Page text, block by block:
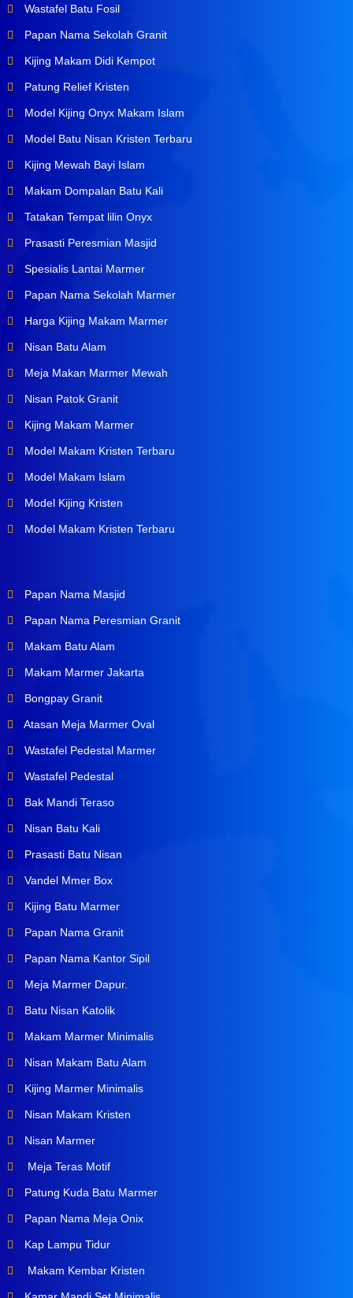
Wastafel Batu Fosil
Papan Nama Sekolah Granit
Kijing Makam Didi Kempot
Patung Relief Kristen
Model Kijing Onyx Makam Islam
Model Batu Nisan Kristen Terbaru
Kijing Mewah Bayi Islam
Makam Dompalan Batu Kali
Tatakan Tempat lilin Onyx
Prasasti Peresmian Masjid
Spesialis Lantai Marmer
Papan Nama Sekolah Marmer
Harga Kijing Makam Marmer
Nisan Batu Alam
Meja Makan Marmer Mewah
Nisan Patok Granit
Kijing Makam Marmer
Model Makam Kristen Terbaru
Model Makam Islam
Model Kijing Kristen
Model Makam Kristen Terbaru
Papan Nama Masjid
Papan Nama Peresmian Granit
Makam Batu Alam
Makam Marmer Jakarta
Bongpay Granit
Atasan Meja Marmer Oval
Wastafel Pedestal Marmer
Wastafel Pedestal
Bak Mandi Teraso
Nisan Batu Kali
Prasasti Batu Nisan
Vandel Mmer Box
Kijing Batu Marmer
Papan Nama Granit
Papan Nama Kantor Sipil
Meja Marmer Dapur.
Batu Nisan Katolik
Makam Marmer Minimalis
Nisan Makam Batu Alam
Kijing Marmer Minimalis
Nisan Makam Kristen
Nisan Marmer
Meja Teras Motif
Patung Kuda Batu Marmer
Papan Nama Meja Onix
Kap Lampu Tidur
Makam Kembar Kristen